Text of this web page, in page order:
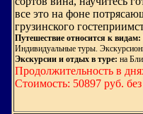
все это на фоне
грузинского
Путешествие относится к видам:
Индивидуальные туры.
Экскурсии и отдых в туре: на
Продолжительность в
Стоимость: 50897 руб. без